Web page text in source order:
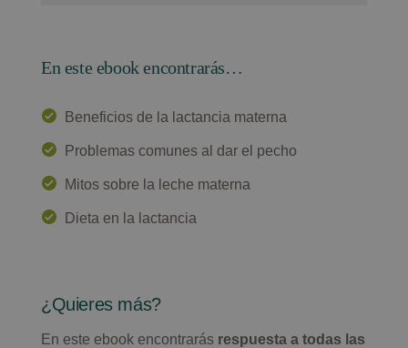
En este ebook encontrarás…
Beneficios de la lactancia materna
Problemas comunes al dar el pecho
Mitos sobre la leche materna
Dieta en la lactancia
¿Quieres más?
En este ebook encontrarás respuesta a todas las